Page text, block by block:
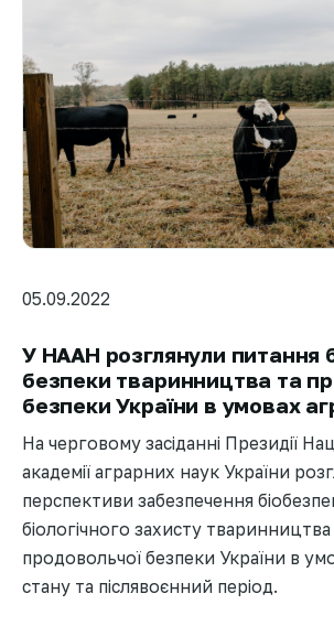
05.09.2022
У НААН розглянули питання
безпеки тваринництва та
безпеки України в умовах
На черговому засіданні Президії
академії аграрних наук України
перспективи забезпечення
біологічного захисту тваринництва
продовольчої безпеки України в
стану та післявоєнний період.